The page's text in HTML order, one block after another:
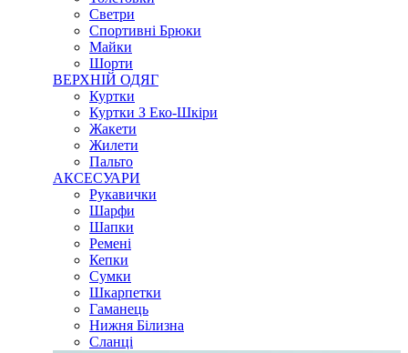
Светри
Спортивні Брюки
Майки
Шорти
ВЕРХНІЙ ОДЯГ
Куртки
Куртки З Еко-Шкіри
Жакети
Жилети
Пальто
АКСЕСУАРИ
Рукавички
Шарфи
Шапки
Ремені
Кепки
Сумки
Шкарпетки
Гаманець
Нижня Білизна
Сланці